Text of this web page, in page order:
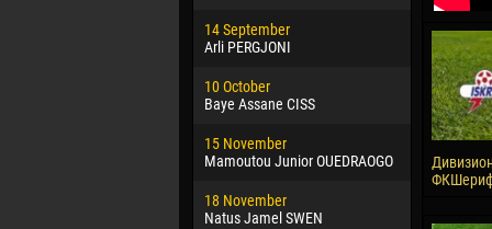
14 September
Arli PERGJONI
10 October
Baye Assane CISS
15 November
Mamoutou Junior OUEDRAOGO
18 November
Natus Jamel SWEN
24 February
Vladislav
02 March
Veaceslav
09 March
Emmanuel
20 March